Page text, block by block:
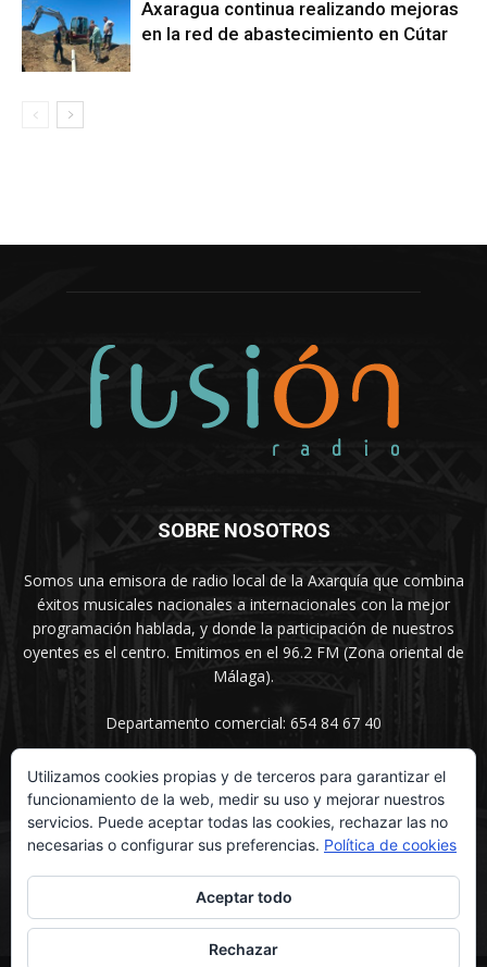
Axaragua continua realizando mejoras
en la red de abastecimiento en Cútar
SOBRE NOSOTROS
Somos una emisora de radio local de la Axarquía que combina
éxitos musicales nacionales a internacionales con la mejor
programación hablada, y donde la participación de nuestros
oyentes es el centro. Emitimos en el 96.2 FM (Zona oriental de
Málaga).
Departamento comercial: 654 84 67 40
SÍGUENOS
Utilizamos cookies propias y de terceros para garantizar el
funcionamiento de la web, medir su uso y mejorar nuestros
servicios. Puede aceptar todas las cookies, rechazar las no
necesarias o configurar sus preferencias. Política de cookies
Aceptar todo
Rechazar